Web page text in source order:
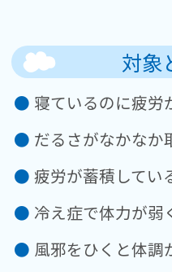
対象
寝ているのに疲労
だるさがなかなか
疲労が蓄積してい
冷え症で体力が弱
風邪をひくと体調